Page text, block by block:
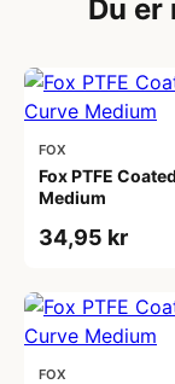
Du er
FOX
Fox PTFE
Medium
34,95 kr
FOX